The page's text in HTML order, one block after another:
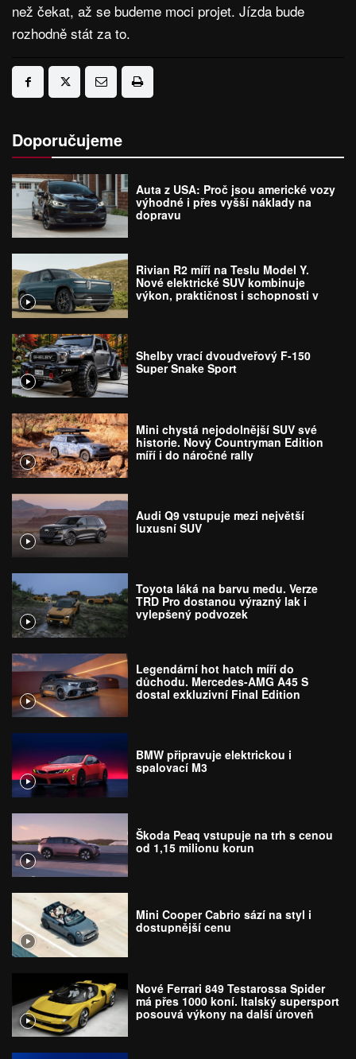
než čekat, až se budeme moci projet. Jízda bude
rozhodně stát za to.
Doporučujeme
Auta z USA: Proč jsou americké vozy
výhodné i přes vyšší náklady na
dopravu
Rivian R2 míří na Teslu Model Y.
Nové elektrické SUV kombinuje
výkon, praktičnost i schopnosti v
Shelby vrací dvoudveřový F-150
Super Snake Sport
Mini chystá nejodolnější SUV své
historie. Nový Countryman Edition
míří i do náročné rally
Audi Q9 vstupuje mezi největší
luxusní SUV
Toyota láká na barvu medu. Verze
TRD Pro dostanou výrazný lak i
vylepšený podvozek
Legendární hot hatch míří do
důchodu. Mercedes-AMG A45 S
dostal exkluzivní Final Edition
BMW připravuje elektrickou i
spalovací M3
Škoda Peaq vstupuje na trh s cenou
od 1,15 milionu korun
Mini Cooper Cabrio sází na styl i
dostupnější cenu
Nové Ferrari 849 Testarossa Spider
má přes 1000 koní. Italský supersport
posouvá výkony na další úroveň